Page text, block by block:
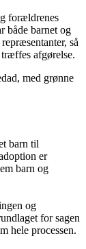
forældrenes
både barnet og
så
afgørelse.
barn til
er
barn og
og
for sagen
hele processen.